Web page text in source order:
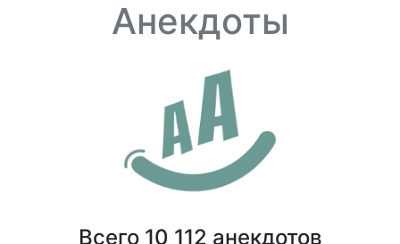
Анекдоты
Всего 10 112 анекдотов